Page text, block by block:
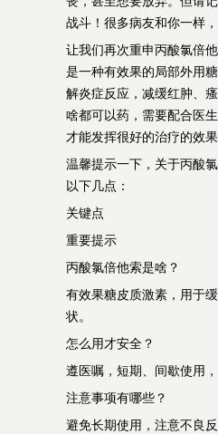
战斗！很多病友和你一样
让我们再次重申丙酸氯倍
是一种有效果的局部外用
解炎症反应，减缓红肿、
啥都可以药，需要配合医
才能发挥很好的治疗的效果
温馨提示一下，关于丙酸
以下几点：
关键点
重要提示
丙酸氯倍他索是啥？
有效果糖皮质激素，用于
状。
怎么用才安全？
遵医嘱，短期、间歇使用，
注意事项有哪些？
避免长期使用，注意不良